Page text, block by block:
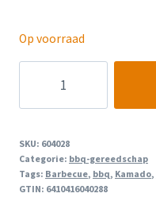
Op voorraad
Rack
SKU: 604028
Categorie: bbq-gereedschap
Tags: Barbecue, bbq, Kamado,
GTIN: 6410416040288